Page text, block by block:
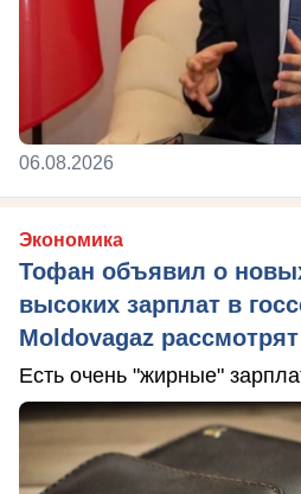
06.08.2026
Экономика
Тофан объявил о
высоких зарплат в
Moldovagaz
Есть очень "жирные"